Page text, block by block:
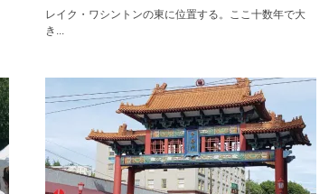
レイク・ワシントンの東に位置する。ここ十数年で大
き...